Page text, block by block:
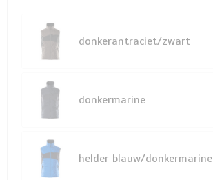
donkerantraciet/zwart
donkermarine
helder blauw/donkermarine